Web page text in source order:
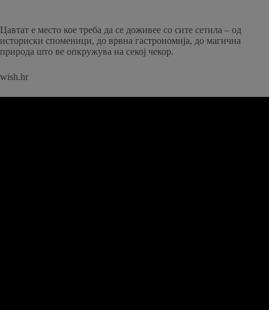
Цавтат е место кое треба да се доживее со сите сетила – од
историски споменици, до врвна гастрономија, до магична
природа што ве опкружува на секој чекор.
wish.hr